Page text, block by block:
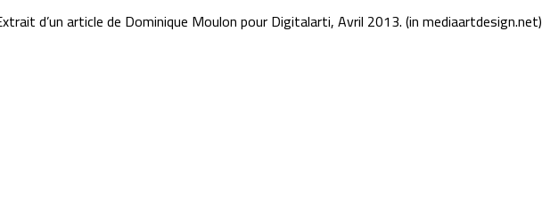
d’un article de Dominique Moulon pour Digitalarti, Avril 2013. (in mediaartdesign.net)